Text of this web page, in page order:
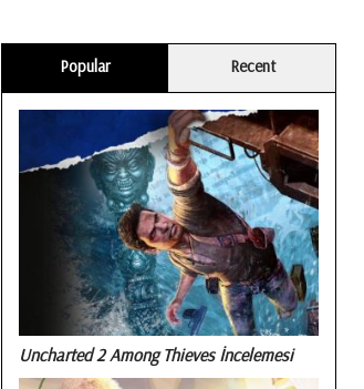
Popular Recent
Uncharted 2 Among Thieves İncelemesi